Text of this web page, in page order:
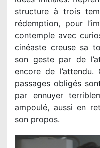
structure à trois
rédemption, pour
contemple avec
cinéaste creuse sa
son geste par de
encore de
passages obligés
par ennuyer
ampoulé, aussi en
son propos.